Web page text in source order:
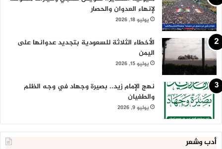
لإنهاء العدوان والحصار
يوليو 18, 2026
الأخطاء الثلاثة للسعودية بتجديد عدوانها على
اليمن
يوليو 15, 2026
نهج الإمام زيد.. بصيرة وجهاد في وجه الظلم
والطغيان
يوليو 9, 2026
أدب وشعر